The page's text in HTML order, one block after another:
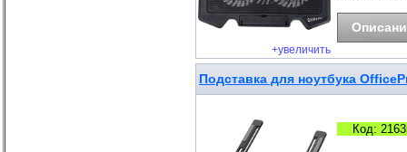
+увеличить
Подставка для ноутбука
Код: